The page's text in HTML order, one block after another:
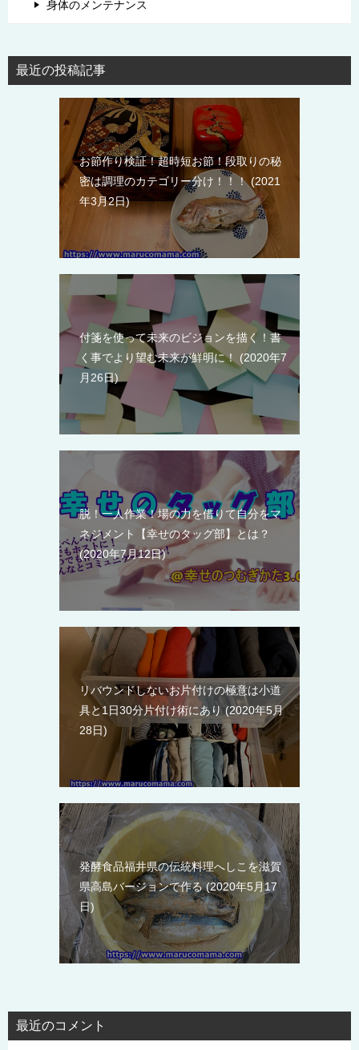
身体のメンテナンス
最近の投稿記事
お節作り検証！超時短お節！段取りの秘
密は調理のカテゴリー分け！！！ 2021
年3月2日
付箋を使って未来のビジョンを描く！書
く事でより望む未来が鮮明に！
2020年7
月26日
脱！一人作業！場の力を借りて自分をマ
ネジメント【幸せのタッグ部】とは？
2020年7月12日
リバウンドしないお片付けの極意は小道
具と1日30分片付け術にあり 2020年5月
28日
発酵食品福井県の伝統料理へしこを滋賀
県高島バージョンで作る 2020年5月17
日
最近のコメント